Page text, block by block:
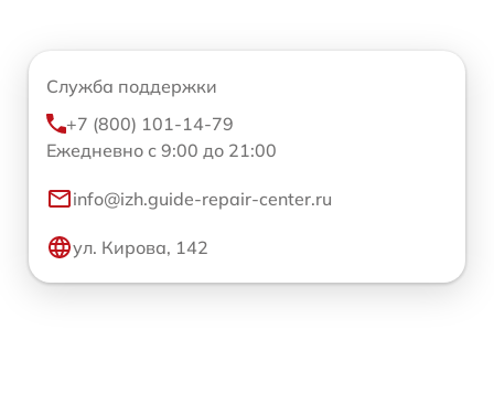
Служба поддержки
+7 (800) 101-14-79
Ежедневно с 9:00 до 21:00
info@izh.guide-repair-center.ru
ул. Кирова, 142